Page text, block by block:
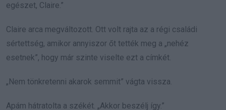
egészet, Claire.”
Claire arca megváltozott. Ott volt rajta az a régi családi
sértettség, amikor annyiszor őt tették meg a „nehéz
esetnek”, hogy már szinte viselte ezt a címkét.
„Nem tönkretenni akarok semmit” vágta vissza.
Apám hátratolta a székét. „Akkor beszélj így.”